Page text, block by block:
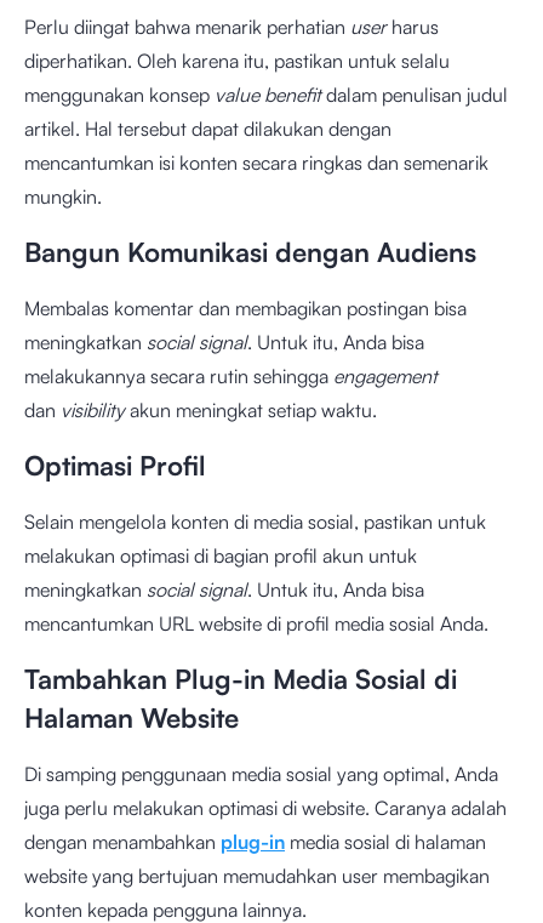
Perlu diingat bahwa menarik perhatian user harus
diperhatikan. Oleh karena itu, pastikan untuk selalu
menggunakan konsep value benefitdalam penulisan judul
artikel. Hal tersebut dapat dilakukan dengan
mencantumkan isi konten secara ringkas dan semenarik
mungkin.
Bangun Komunikasi dengan Audiens
Membalas komentar dan membagikan postingan bisa
meningkatkan social signal. Untuk itu, Anda bisa
melakukannya secara rutin sehingga engagement
dan visibilityakun meningkat setiap waktu.
Optimasi Profil
Selain mengelola konten di media sosial, pastikan untuk
melakukan optimasi di bagian profil akun untuk
meningkatkan social signal. Untuk itu, Anda bisa
mencantumkan URL website di profil media sosial Anda.
Tambahkan Plug-in Media Sosial di
Halaman Website
Di samping penggunaan media sosial yang optimal, Anda
juga perlu melakukan optimasi di website. Caranya adalah
dengan menambahkan plug-in media sosial di halaman
website yang bertujuan memudahkan user membagikan
konten kepada pengguna lainnya.